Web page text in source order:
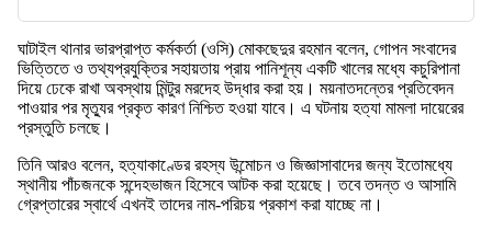
ঘাটাইল থানার ভারপ্রাপ্ত কর্মকর্তা (ওসি) মোকছেদুর রহমান বলেন, গোপন সংবাদের
ভিত্তিতে ও তথ্যপ্রযুক্তির সহায়তায় প্রায় পানিশূন্য একটি খালের মধ্যে কচুরিপানা
দিয়ে ঢেকে রাখা অবস্থায় মিন্টুর মরদেহ উদ্ধার করা হয়। ময়নাতদন্তের প্রতিবেদন
পাওয়ার পর মৃত্যুর প্রকৃত কারণ নিশ্চিত হওয়া যাবে। এ ঘটনায় হত্যা মামলা দায়েরের
প্রস্তুতি চলছে।
তিনি আরও বলেন, হত্যাকাণ্ডের রহস্য উন্মোচন ও জিজ্ঞাসাবাদের জন্য ইতোমধ্যে
স্থানীয় পাঁচজনকে সন্দেহভাজন হিসেবে আটক করা হয়েছে। তবে তদন্ত ও আসামি
গ্রেপ্তারের স্বার্থে এখনই তাদের নাম-পরিচয় প্রকাশ করা যাচ্ছে না।